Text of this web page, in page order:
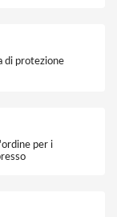
di protezione
per i